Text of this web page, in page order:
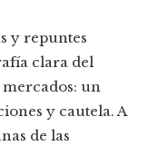
y repuntes
clara del
un
y cautela. A
de las